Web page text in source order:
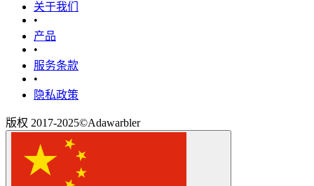
关于我们
•
产品
•
‎服务条款‎
•
隐私政策
版权 2017-2025©Adawarbler